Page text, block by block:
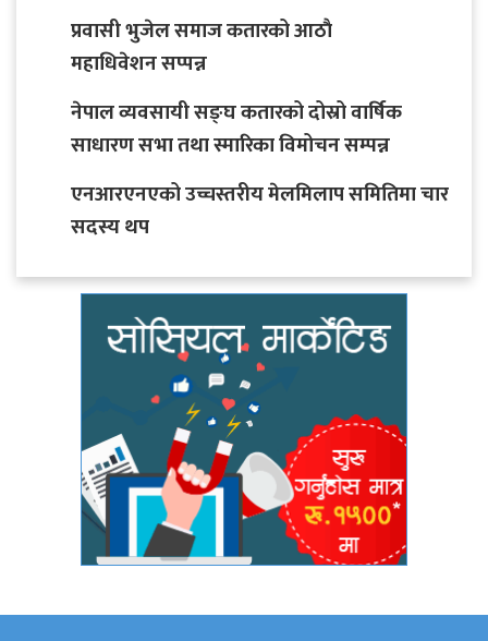
प्रवासी भुजेल समाज कतारको आठाै
महाधिवेशन सप्पन्न
नेपाल व्यवसायी सङ्घ कतारको दोस्रो वार्षिक
साधारण सभा तथा स्मारिका विमोचन सम्पन्न
एनआरएनएको उच्चस्तरीय मेलमिलाप समितिमा चार
सदस्य थप